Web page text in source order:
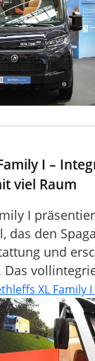
I –
viel Raum
I
das den
und
Das
XL Family